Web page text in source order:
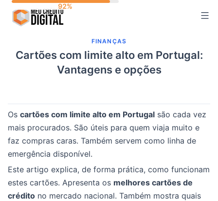
FINANÇAS
Cartões com limite alto em Portugal:
Vantagens e opções
Os cartões com limite alto em Portugal são cada vez
mais procurados. São úteis para quem viaja muito e
faz compras caras. Também servem como linha de
emergência disponível.
Este artigo explica, de forma prática, como funcionam
estes cartões. Apresenta os melhores cartões de
crédito no mercado nacional. Também mostra quais